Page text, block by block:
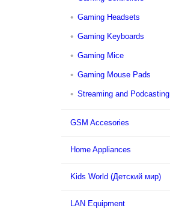
Gaming Headsets
Gaming Keyboards
Gaming Mice
Gaming Mouse Pads
Streaming and Podcasting
GSM Accesories
Home Appliances
Kids World (Детский мир)
LAN Equipment